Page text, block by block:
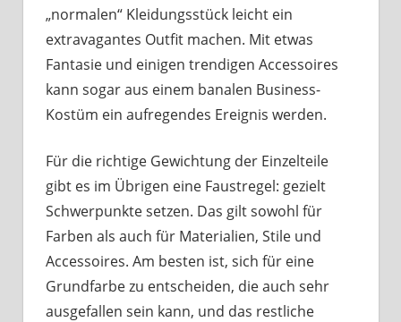
„normalen“ Kleidungsstück leicht ein
extravagantes Outfit machen. Mit etwas
Fantasie und einigen trendigen Accessoires
kann sogar aus einem banalen Business-
Kostüm ein aufregendes Ereignis werden.
Für die richtige Gewichtung der Einzelteile
gibt es im Übrigen eine Faustregel: gezielt
Schwerpunkte setzen. Das gilt sowohl für
Farben als auch für Materialien, Stile und
Accessoires. Am besten ist, sich für eine
Grundfarbe zu entscheiden, die auch sehr
ausgefallen sein kann, und das restliche